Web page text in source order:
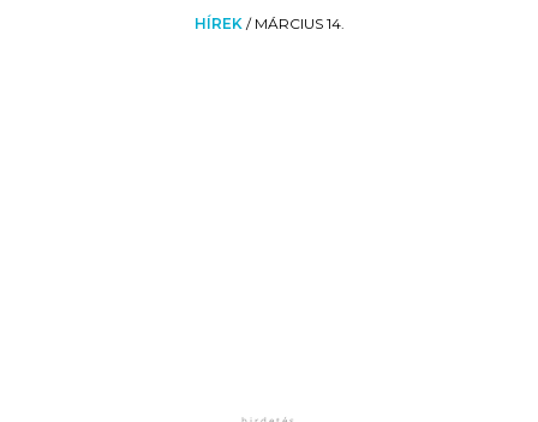
HÍREK / MÁRCIUS 14.